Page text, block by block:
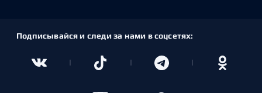
Подписывайся и следи за нами в соцсетях: